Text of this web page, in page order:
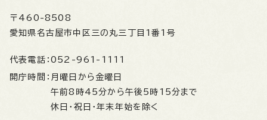
〒460-8508
愛知県名古屋市中区三の丸三丁目1番1号
代表電話： 052-961-1111
開庁時間： 月曜日から金曜日
午前8時45分から午後5時15分まで
休日・祝日・年末年始を除く